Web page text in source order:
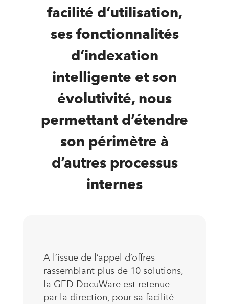
facilité d’utilisation,
ses fonctionnalités
d’indexation
intelligente et son
évolutivité, nous
permettant d’étendre
son périmètre à
d’autres processus
internes
A l’issue de l’appel d’offres
rassemblant plus de 10 solutions,
la GED DocuWare est retenue
par la direction, pour sa facilité